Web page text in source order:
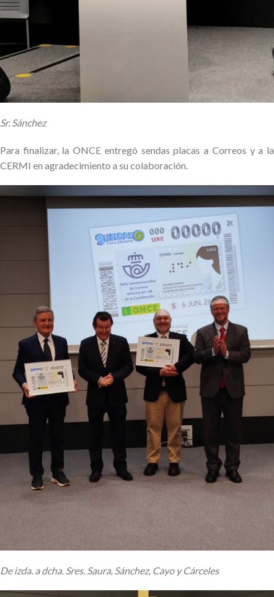
Sr. Sánchez
Para finalizar, la ONCE entregó sendas placas a Correos y a la
CERMI en agradecimiento a su colaboración.
De izda. a dcha. Sres. Saura, Sánchez, Cayo y Cárceles